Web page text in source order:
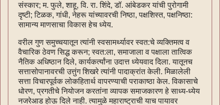
संस्कार; म. फुले, शाहू, वि. रा. शिंदे, डॉ. आंबेडकर यांची पुरोगामी
दृष्टी; टिळक, गांधी, नेहरू यांच्यावरची निष्ठा, पक्षशिस्त, पक्षनिष्ठा:
सामान्य माणसाचा विकास हेच ध्येय.
वरील गुण समुच्चयातून त्यांनी स्वसामर्थ्यावर स्वत:चे व्यक्तिमत्व व
वैचारिक ठेवण सिद्ध करून; स्वत:ला, समाजाला व पक्षाला तात्विक
नैतिक अधिष्ठान दिले, कार्यकर्त्यांना उदात्त ध्येयवाद दिला. यातूनच
सत्तासोपानावरची उत्तुंग शिखरे त्यांनी पादाक्रांत केली. मिळालेली
सत्ता विचारपूर्वक लोकहितार्थ वापरण्याची पराकाष्ठा केल. विकासाचे
धोरण, प्रगतीचे नियोजन करतांना व्यापक समाजकारण हे साध्य-ध्येय
नजरेआड होऊ दिले नाही. त्यामुळे महाराष्ट्राची याच पायावर